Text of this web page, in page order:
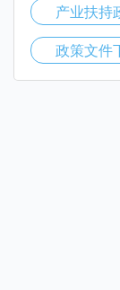
产业扶持
政策文件